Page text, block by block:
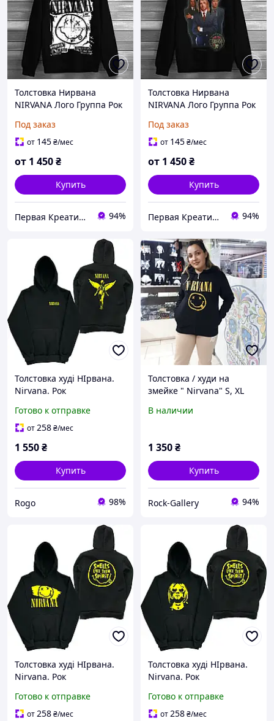
Толстовка Нирвана
NIRVANA Лого Группа Рок
Rock Band 5 худи
оверсайз унисекс Все
Под заказ
от 145₴/мес
от 1 450₴
Купить
Первая Креативная Мануфактура PERFECTUS - Производство одежды и декора с 3D принтами на заказ 94%
Толстовка Нирвана
NIRVANA Лого Группа Рок
Rock Band 4 худи
оверсайз унисекс Все
Под заказ
от 145₴/мес
от 1 450₴
Купить
Первая Креативная Мануфактура PERFECTUS - Производство одежды и декора с 3D принтами на заказ 94%
Толстовка худі НІрвана.
Nirvana. Рок
Готово к отправке
от258₴/мес
1 550₴
Купить
Rogo 98%
Толстовка / худи на
змейке " Nirvana" S, XL
В наличии
1 350₴
Купить
Rock-Gallery 94%
Толстовка худі НІрвана.
Nirvana. Рок
Готово к отправке
от258₴/мес
Толстовка худі НІрвана.
Nirvana. Рок
Готово к отправке
от258₴/мес